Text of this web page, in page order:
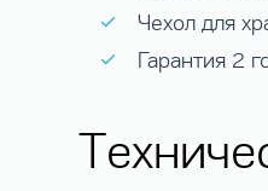
Чехол для
Гарантия 2